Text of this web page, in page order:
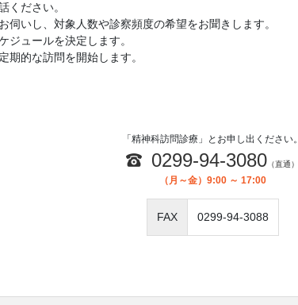
ください。
伺いし、対象人数や診察頻度の希望をお聞きします。
ジュールを決定します。
期的な訪問を開始します。
「精神科訪問診療」とお申し出ください。
0299-94-3080 （直通）
（月～金）9:00 ～ 17:00
FAX 0299-94-3088